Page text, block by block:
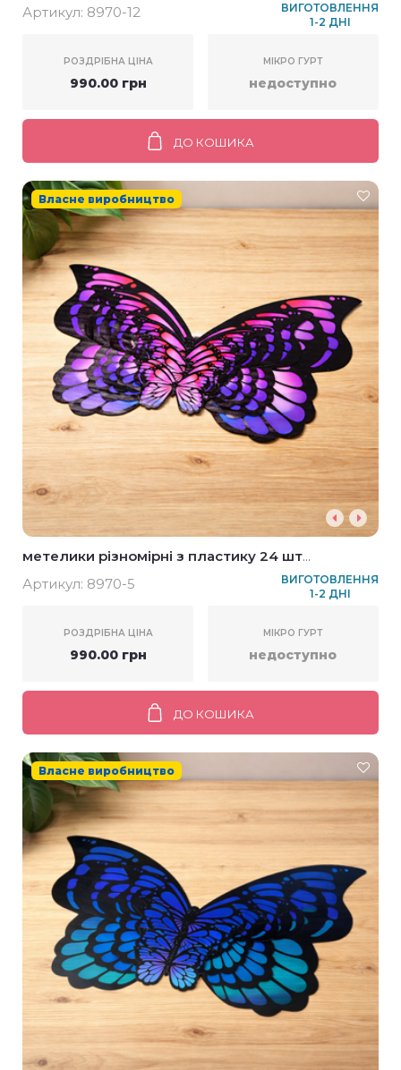
Артикул: 8970-12
ВИГОТОВЛЕННЯ
1-2 ДНІ
РОЗДРІБНА ЦІНА
990.00 грн
МІКРО ГУРТ
недоступно
ДО КОШИКА
Власне виробництво
метелики різномірні з пластику 24 шт
фіолетово-рожеві
Артикул: 8970-5
ВИГОТОВЛЕННЯ
1-2 ДНІ
РОЗДРІБНА ЦІНА
990.00 грн
МІКРО ГУРТ
недоступно
ДО КОШИКА
Власне виробництво